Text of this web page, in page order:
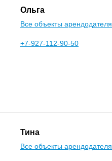
Ольга
Все объекты арендодателя
+7-927-112-90-50
Тина
Все объекты арендодателя